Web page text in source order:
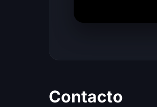
Contacto